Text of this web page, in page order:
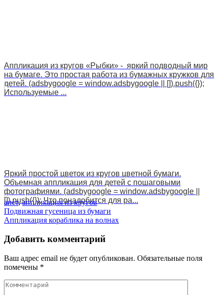
Аппликация из кругов «Рыбки» - яркий подводный мир
на бумаге. Это простая работа из бумажных кружков для
детей. (adsbygoogle = window.adsbygoogle || []).push({});
Используемые ...
Яркий простой цветок из кругов цветной бумаги.
Объемная аппликация для детей с пошаговыми
фотографиями. (adsbygoogle = window.adsbygoogle ||
[]).push({}); Что понадобится для ра...
аист,аппликация из кругов
Навигация
по
записям
Подвижная гусеница из бумаги
Аппликация кораблика на волнах
Добавить комментарий
Ваш адрес email не будет опубликован. Обязательные поля
помечены *
Комментарий